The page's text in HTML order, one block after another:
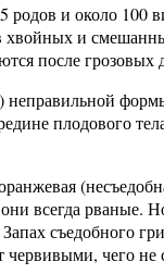
и около 100
хвойных и
после грозовых
плодового
всегда рваные.
съедобного
червивыми, чего